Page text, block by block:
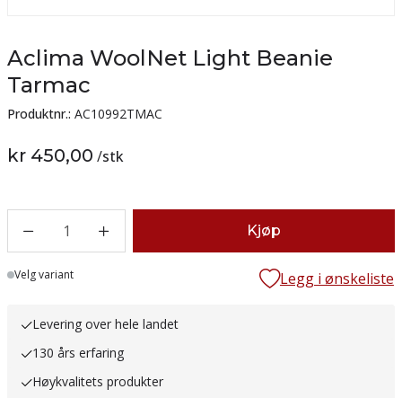
Aclima WoolNet Light Beanie
Tarmac
Produktnr.: AC10992TMAC
kr 450,00 /stk
1 Kjøp
Lager
Velg variant Legg i ønskeliste
Levering over hele landet
130 års erfaring
Høykvalitets produkter